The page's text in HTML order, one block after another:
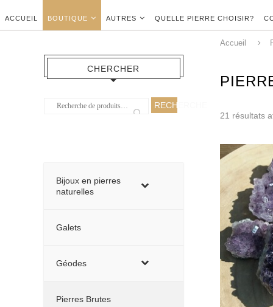
ACCUEIL BOUTIQUE AUTRES QUELLE PIERRE CHOISIR?
Accueil
21 résultats
CHERCHER
RECHERCHE
Bijoux en pierres
naturelles
Galets
Géodes
Pierres Brutes